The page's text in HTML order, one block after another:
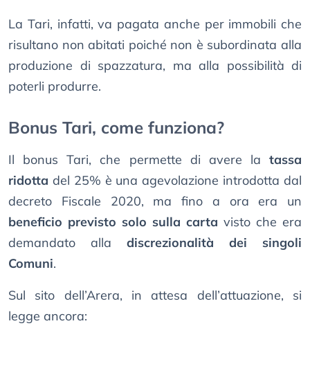
La Tari, infatti, va pagata anche per immobili che
risultano non abitati poiché non è subordinata alla
produzione di spazzatura, ma alla possibilità di
poterli produrre.
Bonus Tari, come funziona?
Il bonus Tari, che permette di avere la tassa
ridotta del 25% è una agevolazione introdotta dal
decreto Fiscale 2020, ma fino a ora era un
beneficio previsto solo sulla carta visto che era
demandato alla discrezionalità dei singoli
Comuni.
Sul sito dell’Arera, in attesa dell’attuazione, si
legge ancora: